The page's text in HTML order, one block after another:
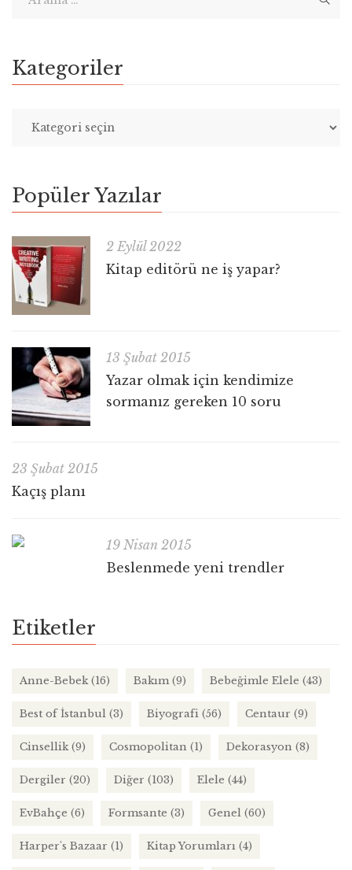
Kategoriler
Popüler Yazılar
2 Eylül 2022
Kitap editörü ne iş yapar?
13 Şubat 2015
Yazar olmak için kendimize
sormanız gereken 10 soru
23 Şubat 2015
Kaçış planı
19 Nisan 2015
Beslenmede yeni trendler
Etiketler
Anne-Bebek(16) Bakım (9) Bebeğimle Elele (43)
Best of İstanbul (3) Biyografi (56) Centaur (9)
Cinsellik(9) Cosmopolitan (1) Dekorasyon (8)
Dergiler (20) Diğer (103) Elele (44)
EvBahçe (6) Formsante (3) Genel (60)
Harper's Bazaar (1) Kitap Yorumları (4)